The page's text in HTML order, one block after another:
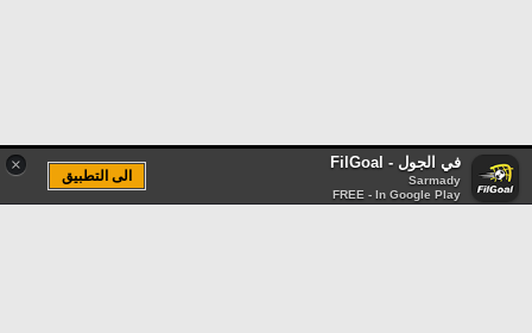
× في الجول - FilGoal
Sarmady
FREE - In Google Play
الى التطبيق